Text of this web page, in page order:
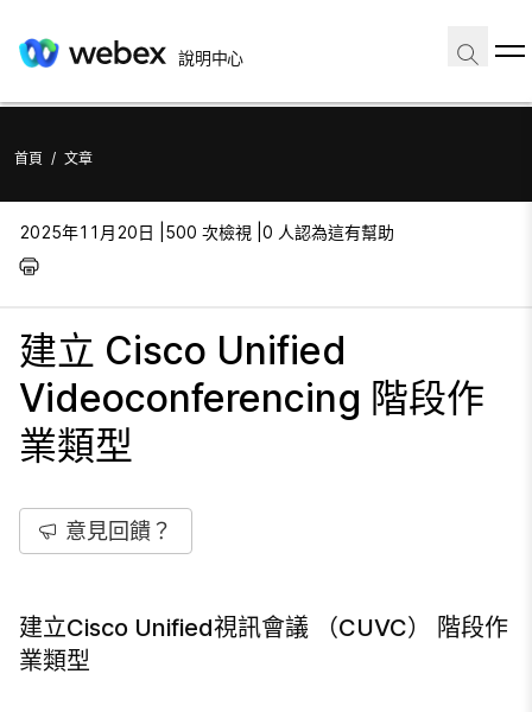
說明中心
首頁 / 文章
2025年11月20日 | 500 次檢視 | 0 人認為這有幫助
建立 Cisco Unified
Videoconferencing 階段作
業類型
意見回饋？
建立Cisco Unified視訊會議 （CUVC） 階段作
業類型